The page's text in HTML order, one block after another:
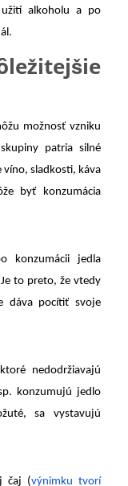
alkoholu a po
možnosť vzniku
patria silné
víno, sladkosti, káva
byť konzumácia
konzumácii jedla
to preto, že vtedy
dáva pocítiť svoje
nedodržiavajú
konzumujú jedlo
sa vystavujú
čaj (výnimku tvorí